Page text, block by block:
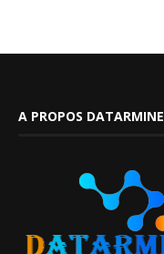
A PROPOS DATARMINE